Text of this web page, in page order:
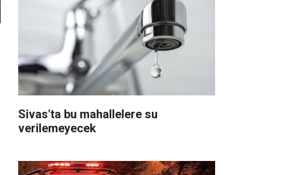
Sivas'ta bu mahallelere su
verilemeyecek